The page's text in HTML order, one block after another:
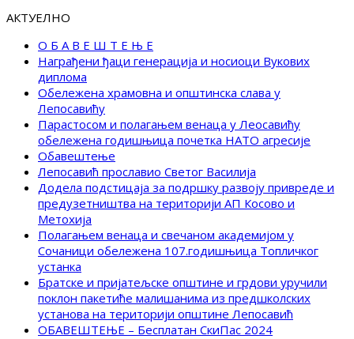
АКТУЕЛНО
О Б А В Е Ш Т Е Њ Е
Награђени ђаци генерација и носиоци Вукових
диплома
Обележена храмовна и општинска слава у
Лепосавићу
Парастосом и полагањем венаца у Леосавићу
обележена годишњица почетка НАТО агресије
Обавештење
Лепосавић прославио Светог Василија
Додела подстицаја за подршку развоју привреде и
предузетништва на територији АП Косово и
Метохија
Полагањем венаца и свечаном академијом у
Сочаници обележена 107.годишњица Топличког
устанка
Братске и пријатељске општине и грдови уручили
поклон пакетиће малишанима из предшколских
установа на територији општине Лепосавић
ОБАВЕШТЕЊЕ – Бесплатан СкиПас 2024